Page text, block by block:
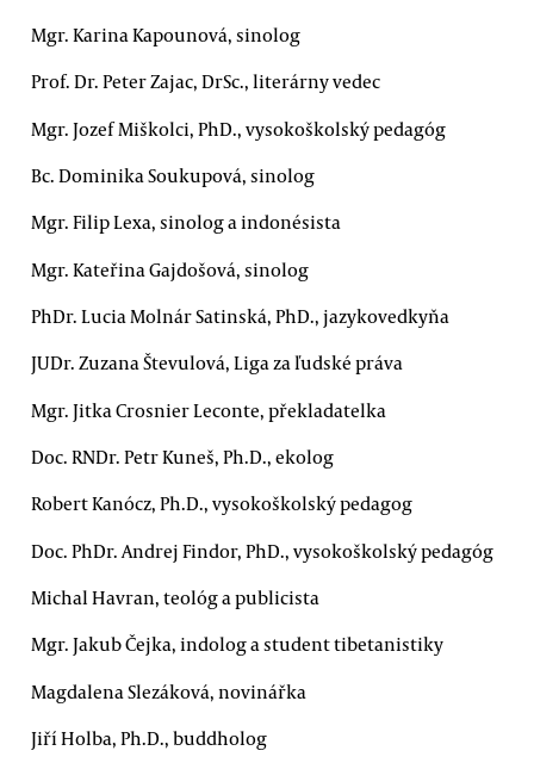
Mgr. Karina Kapounová, sinolog
Prof. Dr. Peter Zajac, DrSc., literárny vedec
Mgr. Jozef Miškolci, PhD., vysokoškolský pedagóg
Bc. Dominika Soukupová, sinolog
Mgr. Filip Lexa, sinolog a indonésista
Mgr. Kateřina Gajdošová, sinolog
PhDr. Lucia Molnár Satinská, PhD., jazykovedkyňa
JUDr. Zuzana Števulová, Liga za ľudské práva
Mgr. Jitka Crosnier Leconte, překladatelka
Doc. RNDr. Petr Kuneš, Ph.D., ekolog
Robert Kanócz, Ph.D., vysokoškolský pedagog
Doc. PhDr. Andrej Findor, PhD., vysokoškolský pedagóg
Michal Havran, teológ a publicista
Mgr. Jakub Čejka, indolog a student tibetanistiky
Magdalena Slezáková, novinářka
Jiří Holba, Ph.D., buddholog